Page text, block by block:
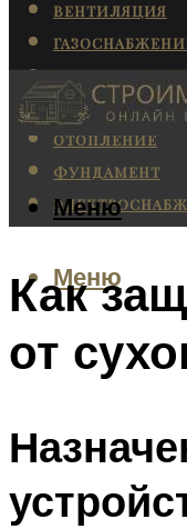
ВЕНТИЛЯЦИЯ
КАНАЛИЗАЦИЯ
ОТОПЛЕНИЕ
ФУНДАМЕНТ
Меню
Меню
Как
от